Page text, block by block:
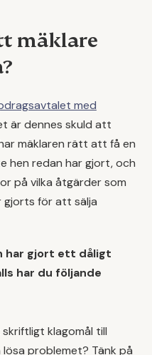
mäklare
med
är dennes skuld att
mäklaren rätt att få en
hen redan har gjort, och
på vilka åtgärder som
gjorts för att sälja
har gjort ett dåligt
har du följande
klagomål till
lösa problemet? Tänk på